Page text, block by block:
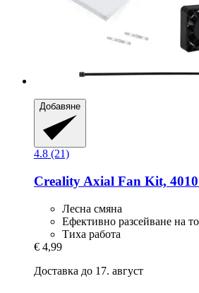
Добавяне
4.8 (21)
Creality Axial Fan Kit,
Лесна смяна
Ефективно разсейване на
Тиха работа
€ 4,99
Доставка до 17. август